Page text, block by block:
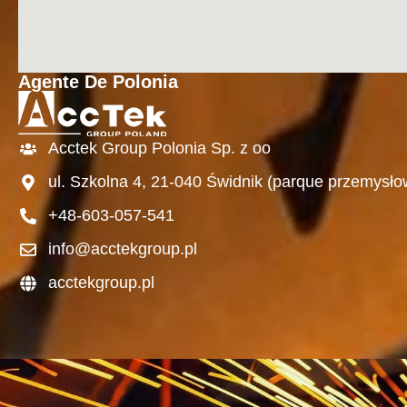
Agente De Polonia
Acctek Group Polonia Sp. z oo
ul. Szkolna 4, 21-040 Świdnik (parque
+48-603-057-541
info@acctekgroup.pl
acctekgroup.pl